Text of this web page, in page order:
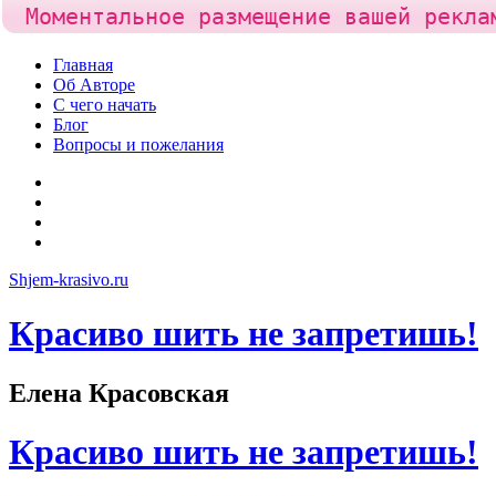
Skip
content
Главная
Об Авторе
С чего начать
Блог
Вопросы и пожелания
Shjem-krasivo.ru
Красиво шить не запретишь!
Елена Красовская
Красиво шить не запретишь!
Моментальное размещение вашей